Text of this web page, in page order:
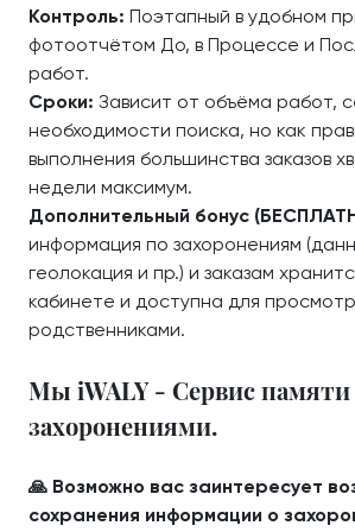
Контроль: Поэтапный в удобном
фотоотчётом До, в Процессе и
работ.
Сроки: Зависит от объёма работ,
необходимости поиска, но как
выполнения большинства заказов
недели максимум.
Дополнительный бонус
информация по захоронениям
геолокация и пр.) и заказам
кабинете и доступна для
родственниками.
Мы iWALY - Сервис памяти
захоронениями.
🙏 Возможно вас заинтересует
сохранения информации о